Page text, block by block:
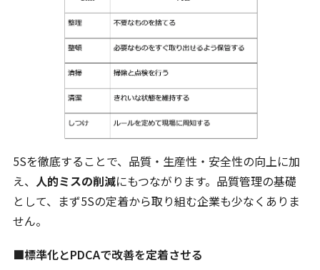
5Sを徹底することで、品質・生産性・安全性の向上に加
え、 人的ミスの削減にもつながります。品質管理の基礎
として、まず5Sの定着から取り組む企業も少なくありま
せん。
■標準化とPDCAで改善を定着させる